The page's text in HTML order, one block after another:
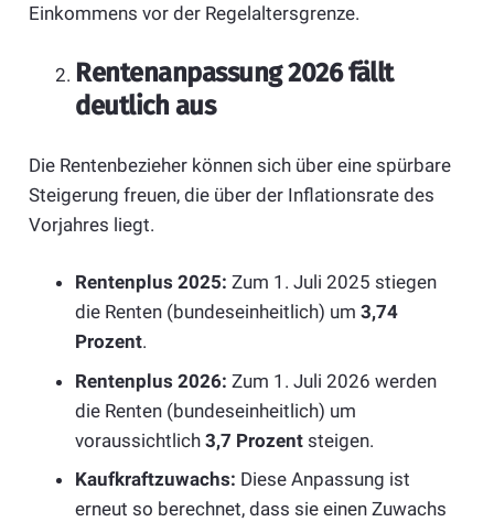
Einkommens vor der Regelaltersgrenze.
Rentenanpassung 2026 fällt
deutlich aus
Die Rentenbezieher können sich über eine spürbare
Steigerung freuen, die über der Inflationsrate des
Vorjahres liegt.
Rentenplus 2025: Zum 1. Juli 2025 stiegen
die Renten (bundeseinheitlich) um 3,74
Prozent.
Rentenplus 2026: Zum 1. Juli 2026 werden
die Renten (bundeseinheitlich) um
voraussichtlich 3,7 Prozent steigen.
Kaufkraftzuwachs: Diese Anpassung ist
erneut so berechnet, dass sie einen Zuwachs